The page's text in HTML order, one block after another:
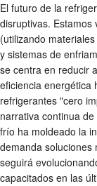
El futuro de la
disruptivas.
(utilizando
y sistemas de
se centra en reducir
eficiencia energética
refrigerantes "cero
narrativa continua
frío ha moldeado la
demanda soluciones
seguirá
capacitados en las